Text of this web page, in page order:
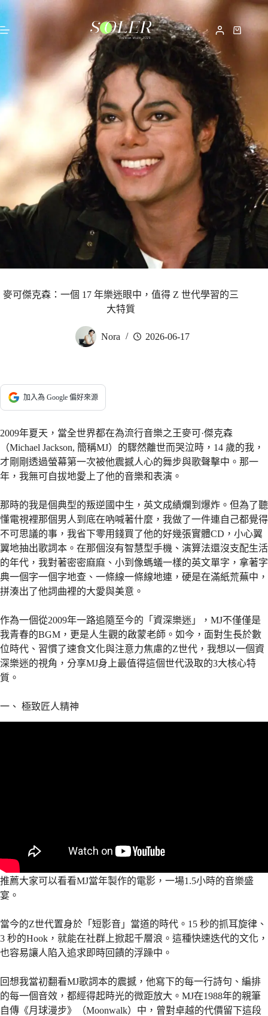
麥可傑克森：一個 17 年樂迷眼中，值得 Z 世代學習的三
大特質
Nora 2026-06-17
加入為 Google 偏好來源
2009年夏天，當全世界都在為流行音樂之王麥可·傑克森
（Michael Jackson, 簡稱MJ）的驟然離世而哭泣時，14 歲的我，
才剛剛透過螢幕第一次被他震撼人心的舞步與歌聲擊中。那一
年，我無可自拔地愛上了他的音樂和表演。
那時的我是個典型的叛逆國中生，英文成績爛到爆炸。但為了聽
懂電視裡那個男人到底在吶喊著什麼，我做了一件連自己都覺得
不可思議的事，我省下零用錢買了他的好幾張實體CD，小心翼
翼地抽出歌詞本。在那個沒有智慧型手機、演算法還沒支配生活
的年代，我對著密密麻麻、小到像螞蟻一樣的英文單字，拿著字
典一個字一個字地查、一條線一條線地連，硬是在滿紙荒蕪中，
拼湊出了他詞曲裡的大愛與美意。
作為一個從2009年一路追隨至今的「資深樂迷」，MJ不僅僅是
我青春的BGM，更是人生觀的啟蒙老師。如今，面對生長於數
位時代、習慣了速食文化與注意力焦慮的Z世代，我想以一個資
深樂迷的視角，分享MJ身上最值得這個世代汲取的3大核心特
質。
一、 極致匠人精神
推薦大家可以看看MJ當年製作的電影，一場1.5小時的音樂盛
宴。
當今的Z世代置身於「短影音」當道的時代。15 秒的抓耳旋律、
3 秒的Hook，就能在社群上掀起千層浪。這種快速迭代的文化，
也容易讓人陷入追求即時回饋的浮躁中。
回想我當初翻看MJ歌詞本的震撼，他寫下的每一行詩句、編排
的每一個音效，都經得起時光的微距放大。MJ在1988年的親筆
自傳《月球漫步》（Moonwalk）中，曾對卓越的代價留下這段